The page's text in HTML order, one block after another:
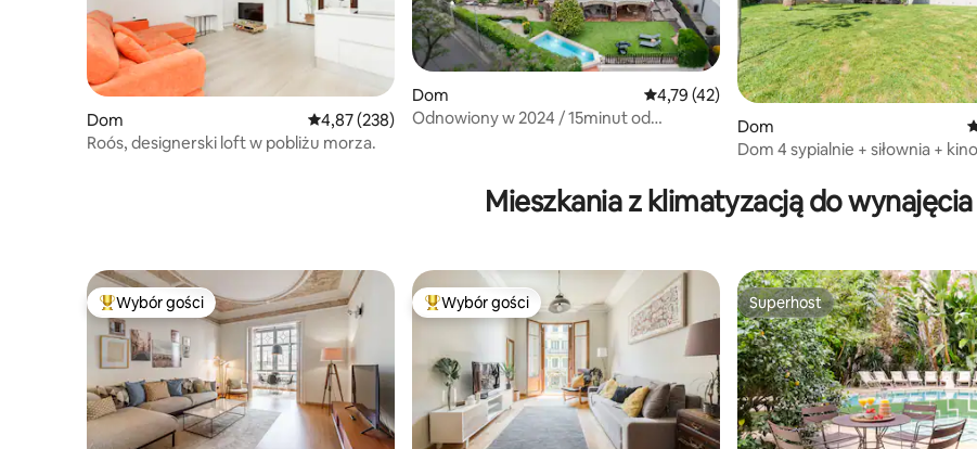
Dom Średnia ocena: 4,87 na 5, liczba recenzji: 238
4,87 (238)
Roós, designerski loft w pobliżu morza.
Dom Średnia ocena: 4,79 na 5, liczba recenzji: 42
4,79 (42)
Odnowiony w 2024 / 15minut od
Dom
Dom 4 sypialnie + siłownia +
Mieszkania z klimatyzacją do wynajęcia
Najpopularniejsze z kategorii Wybór gości
Wybór gości Najpopularniejsze z kategorii Wybór gości
Wybór gości Superhost
Superhost